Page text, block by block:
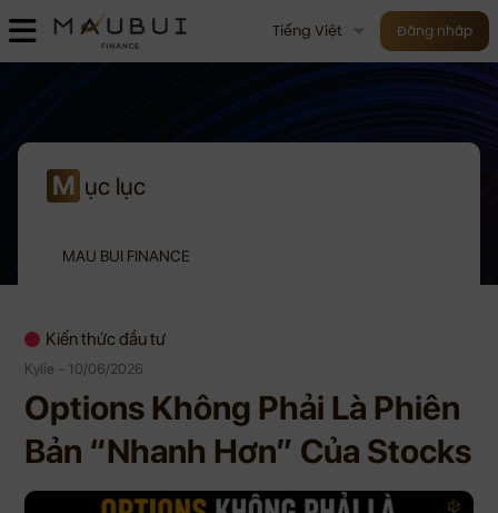
Tiếng Việt Đăng nhập
M ục lục
MAU BUI FINANCE
Kiến thức đầu tư
Kylie - 10/06/2026
Options Không Phải Là Phiên
Bản “Nhanh Hơn” Của Stocks